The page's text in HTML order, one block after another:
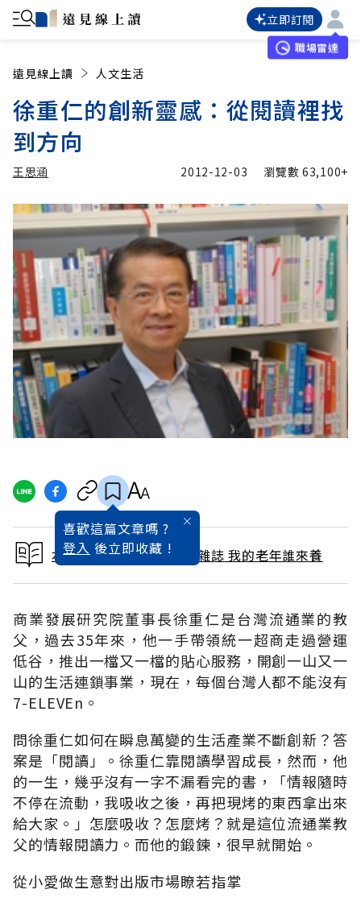
立即訂閱
職場雷達
遠見線上讀 人文生活
徐重仁的創新靈感：從閱讀裡找
到方向
王思涵
王思涵 加入追蹤
2012-12-03 瀏覽數63,100+
喜歡這篇文章嗎 ?
登入 後立即收藏 !
本文出自 2012 / 12月號雜誌 我的老年誰來養
商業發展研究院董事長徐重仁是台灣流通業的教
父，過去35年來，他一手帶領統一超商走過營運
低谷，推出一檔又一檔的貼心服務，開創一山又一
山的生活連鎖事業，現在，每個台灣人都不能沒有
7-ELEVEn。
問徐重仁如何在瞬息萬變的生活產業不斷創新？答
案是「閱讀」。徐重仁靠閱讀學習成長，然而，他
的一生，幾乎沒有一字不漏看完的書，「情報隨時
不停在流動，我吸收之後，再把現烤的東西拿出來
給大家。」怎麼吸收？怎麼烤？就是這位流通業教
父的情報閱讀力。而他的鍛鍊，很早就開始。
從小愛做生意對出版市場瞭若指掌